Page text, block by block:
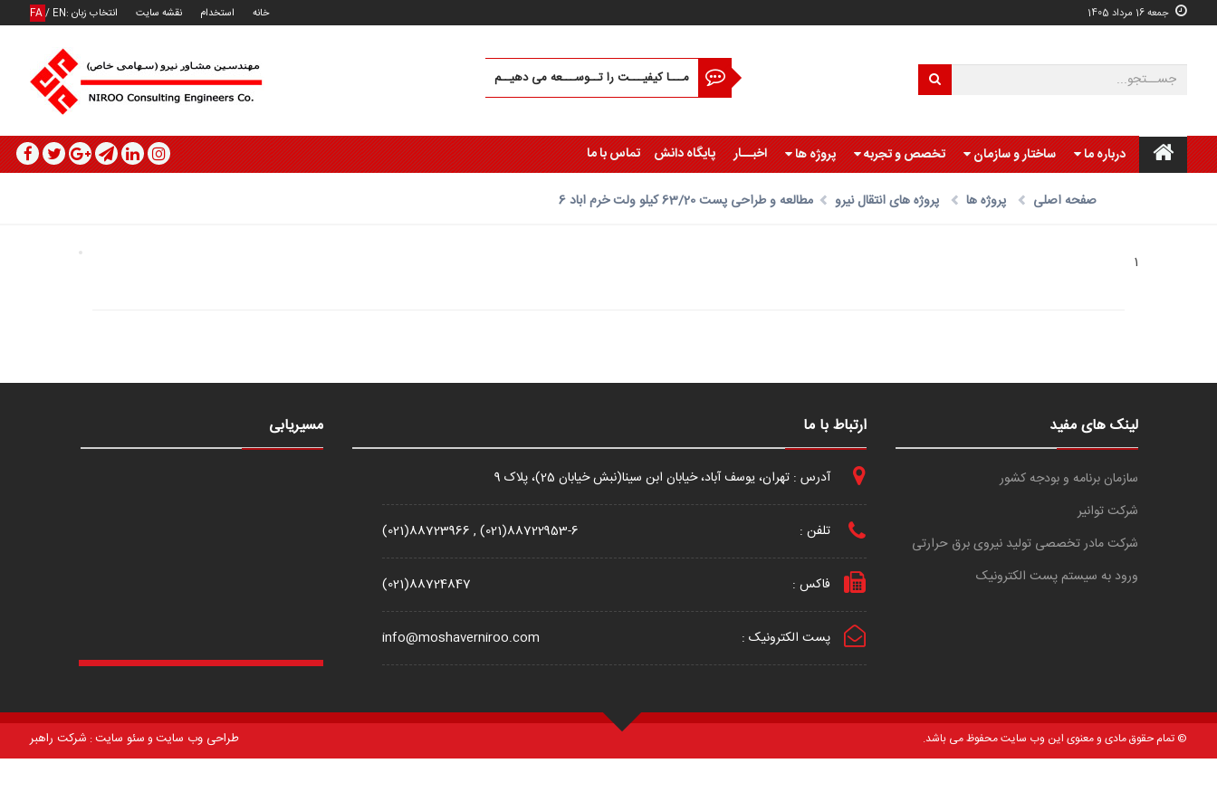
جمعه 16 مرداد 1405 انتخاب زبان : FA/ EN نقشه سایت استخدام خانه
مـــا کیفیـــت را تــوســـعه می دهیــم
درباره ما ساختار و سازمان تخصص و تجربه پروژه ها اخبــار پایگاه دانش تماس با ما
صفحه اصلی پروژه ها پروژه های انتقال نیرو مطالعه و طراحی پست 63/20 کيلو ولت خرم اباد 6
1
لینک های مفید
سازمان برنامه و بودجه کشور
شرکت توانیر
شرکت مادر تخصصی تولید نیروی برق حرارتی
ورود به سیستم پست الکترونیک
ارتباط با ما
آدرس : تهران، یوسف آباد، خیابان ابن سینا(نبش خیابان 25)، پلاک 9
تلفن : (021)88723966 , (021)88722953-6
فاکس : (021)88724847
پست الکترونیک : info@moshaverniroo.com
مسیریابی
© تمام حقوق مادی و معنوی این وب سایت محفوظ می باشد. طراحی وب سایت و سئو سایت: شرکت راهبر